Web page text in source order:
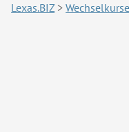
Lexas.BIZ >